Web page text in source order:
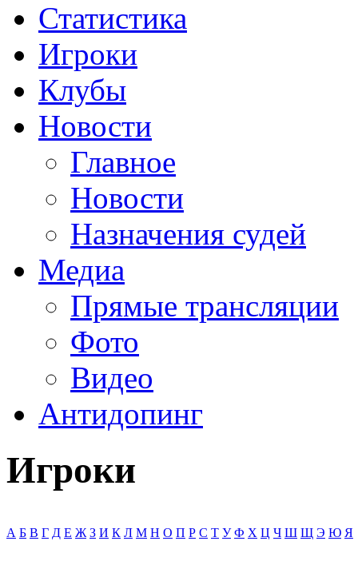
Статистика
Игроки
Клубы
Новости
Главное
Новости
Назначения судей
Медиа
Прямые трансляции
Фото
Видео
Антидопинг
Игроки
А Б В Г Д Е Ж З И К Л М Н О П Р С Т У Ф Х Ц Ч Ш Щ Э Ю Я